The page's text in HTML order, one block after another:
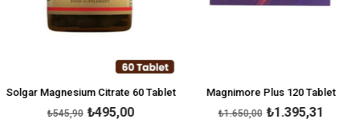
Magnesium Citrate 60 Tablet
₺495,00
₺545,90
Magnimore Plus 120 Tablet
₺1.395,31
₺1.650,00